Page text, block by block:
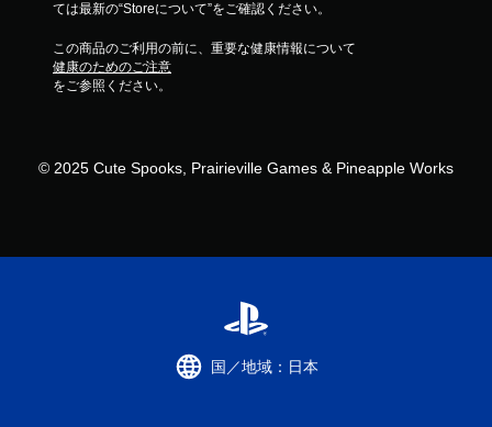
ては最新の“Storeについて”をご確認ください。
この商品のご利用の前に、重要な健康情報について
健康のためのご注意
をご参照ください。
© 2025 Cute Spooks, Prairieville Games & Pineapple Works
国／地域：日本